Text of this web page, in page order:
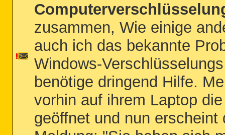
zusammen, Wie einige
auch ich das bekannte
Windows-
benötige dringend Hilfe.
vorhin auf ihrem Laptop
geöffnet und nun erscheint